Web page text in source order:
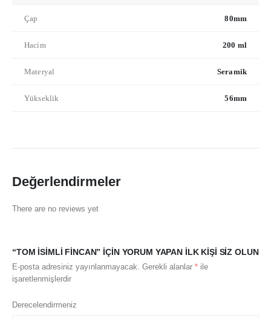
Çap 80mm
Hacim 200 ml
Materyal Seramik
Yükseklik 56mm
Değerlendirmeler
There are no reviews yet
“TOM İSIMLI FINCAN” IÇIN YORUM YAPAN ILK KIŞI SIZ OLUN
E-posta adresiniz yayınlanmayacak. Gerekli alanlar * ile
işaretlenmişlerdir
Derecelendirmeniz